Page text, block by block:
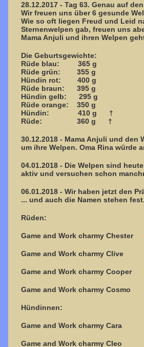
28.12.2017 - Tag 63. Genau auf
Wir freuen uns über 6 gesunde
Wie so oft liegen Freud und Leid
Sternenwelpen gab, freuen uns
Mama Anjuli und ihren Welpen
Die Geburtsgewichte:
Rüde blau: 365 g
Rüde grün: 355 g
Hündin rot: 400 g
Rüde braun: 395 g
Hündin gelb: 295 g
Rüde orange: 350 g
Hündin: 410 g †
Rüde: 360 g †
30.12.2018 - Mama Anjuli und
um ihre Welpen. Oma Rina würde
04.01.2018 - Die Welpen sind
aktiv und versuchen schon
06.01.2018 - Wir haben jetzt den
... und auch die Namen stehen fest.
Rüden:
Game and Work charmy Chester
Game and Work charmy Clive
Game and Work charmy Cooper
Game and Work charmy Cosmo
Hündinnen:
Game and Work charmy Cara
Game and Work charmy Cleo